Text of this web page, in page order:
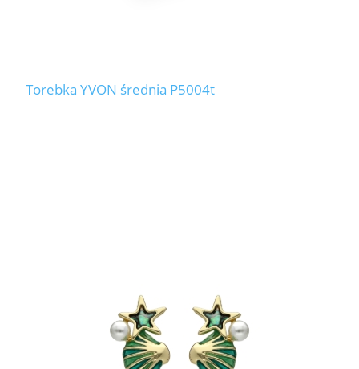
Torebka YVON średnia P5004t